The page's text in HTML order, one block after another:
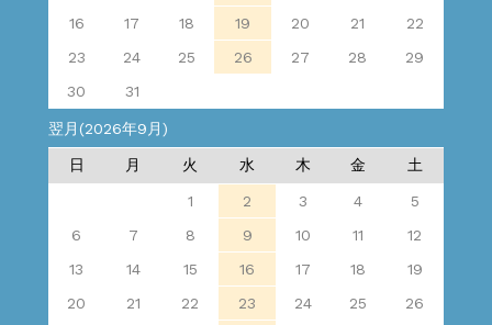
16
17 18 19 20 21
22
23
24 25 26 27 28
29
30
31
翌月(2026年9月)
日 月 火 水 木 金 土
1 2 3 4
5
6
7 8 9 10 11
12
13
14 15 16 17 18
19
20
21 22 23 24 25
26